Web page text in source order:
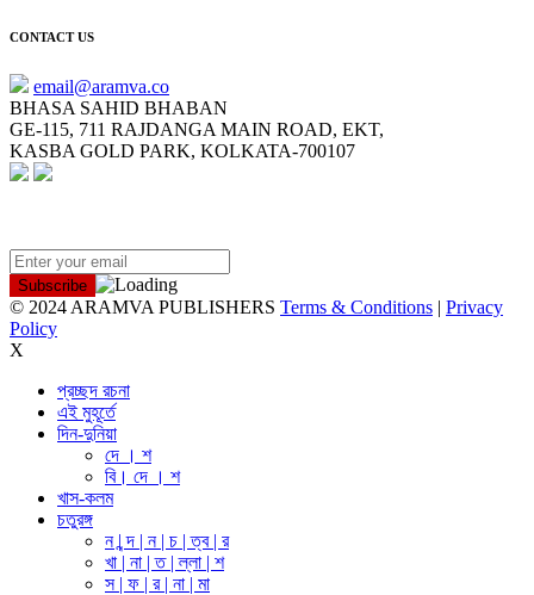
CONTACT US
email@aramva.co
BHASA SAHID BHABAN
GE-115, 711 RAJDANGA MAIN ROAD, EKT,
KASBA GOLD PARK, KOLKATA-700107
© 2024 ARAMVA PUBLISHERS Terms & Conditions | Privacy
Policy
X
প্রচ্ছদ রচনা
এই মুহূর্তে
দিন-দুনিয়া
দে । শ
বি। দে । শ
খাস-কলম
চতুরঙ্গ
ন | ন্দ | ন | চ | ত্ব | র
খা | না | ত | ল্লা | শ
স | ফ | র | না | মা